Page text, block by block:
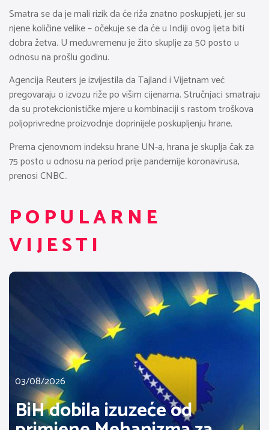
Smatra se da je mali rizik da će riža znatno poskupjeti, jer su
njene količine velike – očekuje se da će u Indiji ovog ljeta biti
dobra žetva. U međuvremenu je žito skuplje za 50 posto u
odnosu na prošlu godinu.
Agencija Reuters je izvijestila da Tajland i Vijetnam već
pregovaraju o izvozu riže po višim cijenama. Stručnjaci smatraju
da su protekcionističke mjere u kombinaciji s rastom troškova
poljoprivredne proizvodnje doprinijele poskupljenju hrane.
Prema cjenovnom indeksu hrane UN-a, hrana je skuplja čak za
75 posto u odnosu na period prije pandemije koronavirusa,
prenosi CNBC..
POPULARNE
VIJESTI
03/08/2026
BiH dobila izuzeće od